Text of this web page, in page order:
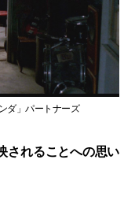
ダ」パートナーズ
されることへの思い